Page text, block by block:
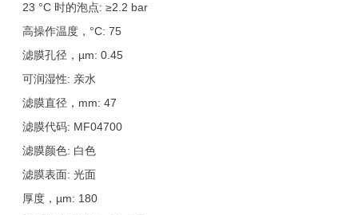
23 °C 时的泡点: ≥2.2 bar
高操作温度，°C: 75
滤膜孔径，µm: 0.45
可润湿性: 亲水
滤膜直径，mm: 47
滤膜代码: MF04700
滤膜颜色: 白色
滤膜表面: 光面
厚度，µm: 180